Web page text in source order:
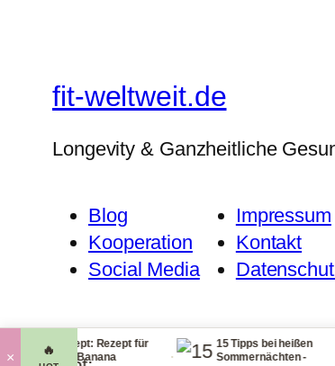
fit-weltweit.de
Longevity & Ganzheitliche
Blog
Kooperation
Social Media
Impressum
Kontakt
× 🔥
Rezept für
Banana
·
15 Tipps bei heißen
Sommernächten -
·